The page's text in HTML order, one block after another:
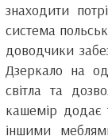
знаходити
система
доводчики
Дзеркало на
світла та
кашемір додає
іншими